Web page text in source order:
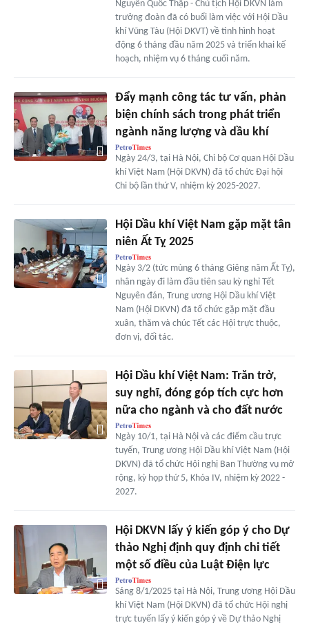
Nguyễn Quốc Thập - Chủ tịch Hội DKVN làm
trưởng đoàn đã có buổi làm việc với Hội Dầu
khí Vũng Tàu (Hội DKVT) về tình hình hoạt
động 6 tháng đầu năm 2025 và triển khai kế
hoạch, nhiệm vụ 6 tháng cuối năm.
Đẩy mạnh công tác tư vấn, phản
biện chính sách trong phát triển
ngành năng lượng và dầu khí
Ngày 24/3, tại Hà Nội, Chi bộ Cơ quan Hội Dầu
khí Việt Nam (Hội DKVN) đã tổ chức Đại hội
Chi bộ lần thứ V, nhiệm kỳ 2025-2027.
Hội Dầu khí Việt Nam gặp mặt tân
niên Ất Tỵ 2025
Ngày 3/2 (tức mùng 6 tháng Giêng năm Ất Tỵ),
nhân ngày đi làm đầu tiên sau kỳ nghỉ Tết
Nguyên đán, Trung ương Hội Dầu khí Việt
Nam (Hội DKVN) đã tổ chức gặp mặt đầu
xuân, thăm và chúc Tết các Hội trực thuộc,
đơn vị, đối tác.
Hội Dầu khí Việt Nam: Trăn trở,
suy nghĩ, đóng góp tích cực hơn
nữa cho ngành và cho đất nước
Ngày 10/1, tại Hà Nội và các điểm cầu trực
tuyến, Trung ương Hội Dầu khí Việt Nam (Hội
DKVN) đã tổ chức Hội nghị Ban Thường vụ mở
rộng, kỳ họp thứ 5, Khóa IV, nhiệm kỳ 2022 -
2027.
Hội DKVN lấy ý kiến góp ý cho Dự
thảo Nghị định quy định chi tiết
một số điều của Luật Điện lực
Sáng 8/1/2025 tại Hà Nội, Trung ương Hội Dầu
khí Việt Nam (Hội DKVN) đã tổ chức Hội nghị
trực tuyến lấy ý kiến góp ý về Dự thảo Nghị